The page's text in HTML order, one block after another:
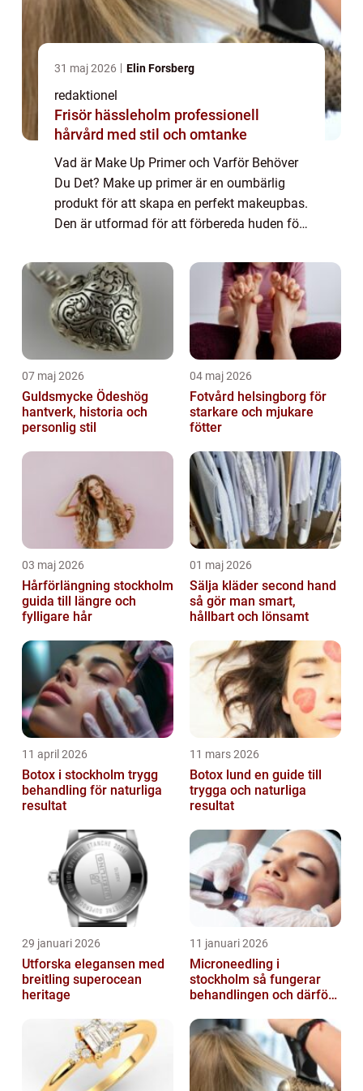
31 maj 2026 Elin Forsberg
redaktionel
Frisör hässleholm professionell
hårvård med stil och omtanke
Vad är Make Up Primer och Varför Behöver
Du Det? Make up primer är en oumbärlig
produkt för att skapa en perfekt makeupbas.
Den är utformad för att förbereda huden för
genom att fylla i porer, jämna ut hudtonen
oc...
07 maj 2026
Guldsmycke Ödeshög
hantverk, historia och
personlig stil
04 maj 2026
Fotvård helsingborg för
starkare och mjukare
fötter
03 maj 2026
Hårförlängning stockholm
guida till längre och
fylligare hår
01 maj 2026
Sälja kläder second hand
så gör man smart,
hållbart och lönsamt
11 april 2026
Botox i stockholm trygg
behandling för naturliga
resultat
11 mars 2026
Botox lund en guide till
trygga och naturliga
resultat
29 januari 2026
Utforska elegansen med
breitling superocean
heritage
11 januari 2026
Microneedling i
stockholm så fungerar
behandlingen och därför